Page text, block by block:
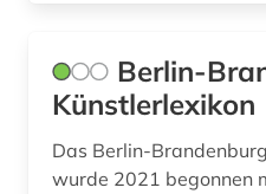
sänger (2)
südafrika (1)
Berlin-
Künstlerlexikon
Das Berlin-
wurde 2021 begonnen